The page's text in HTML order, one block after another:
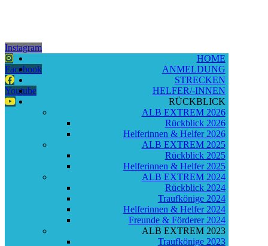
Instagram
Facebook
Youtube
HOME
ANMELDUNG
STRECKEN
HELFER/-INNEN
RÜCKBLICK
ALB EXTREM 2026
Rückblick 2026
Helferinnen & Helfer 2026
ALB EXTREM 2025
Rückblick 2025
Helferinnen & Helfer 2025
ALB EXTREM 2024
Rückblick 2024
Traufkönige 2024
Helferinnen & Helfer 2024
Freunde & Förderer 2024
ALB EXTREM 2023
Traufkönige 2023